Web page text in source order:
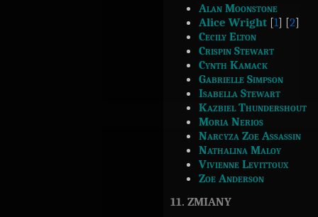
Alan Moonstone
Alice Wright [1] [2]
Cecily Elton
Crispin Stewart
Cynth Kamack
Gabrielle Simpson
Isabella Stewart
Kazbiel Thundershout
Moria Nerios
Narcyza Zoe Assassin
Nathalina Maloy
Vivienne Levittoux
Zoe Anderson
11. ZMIANY